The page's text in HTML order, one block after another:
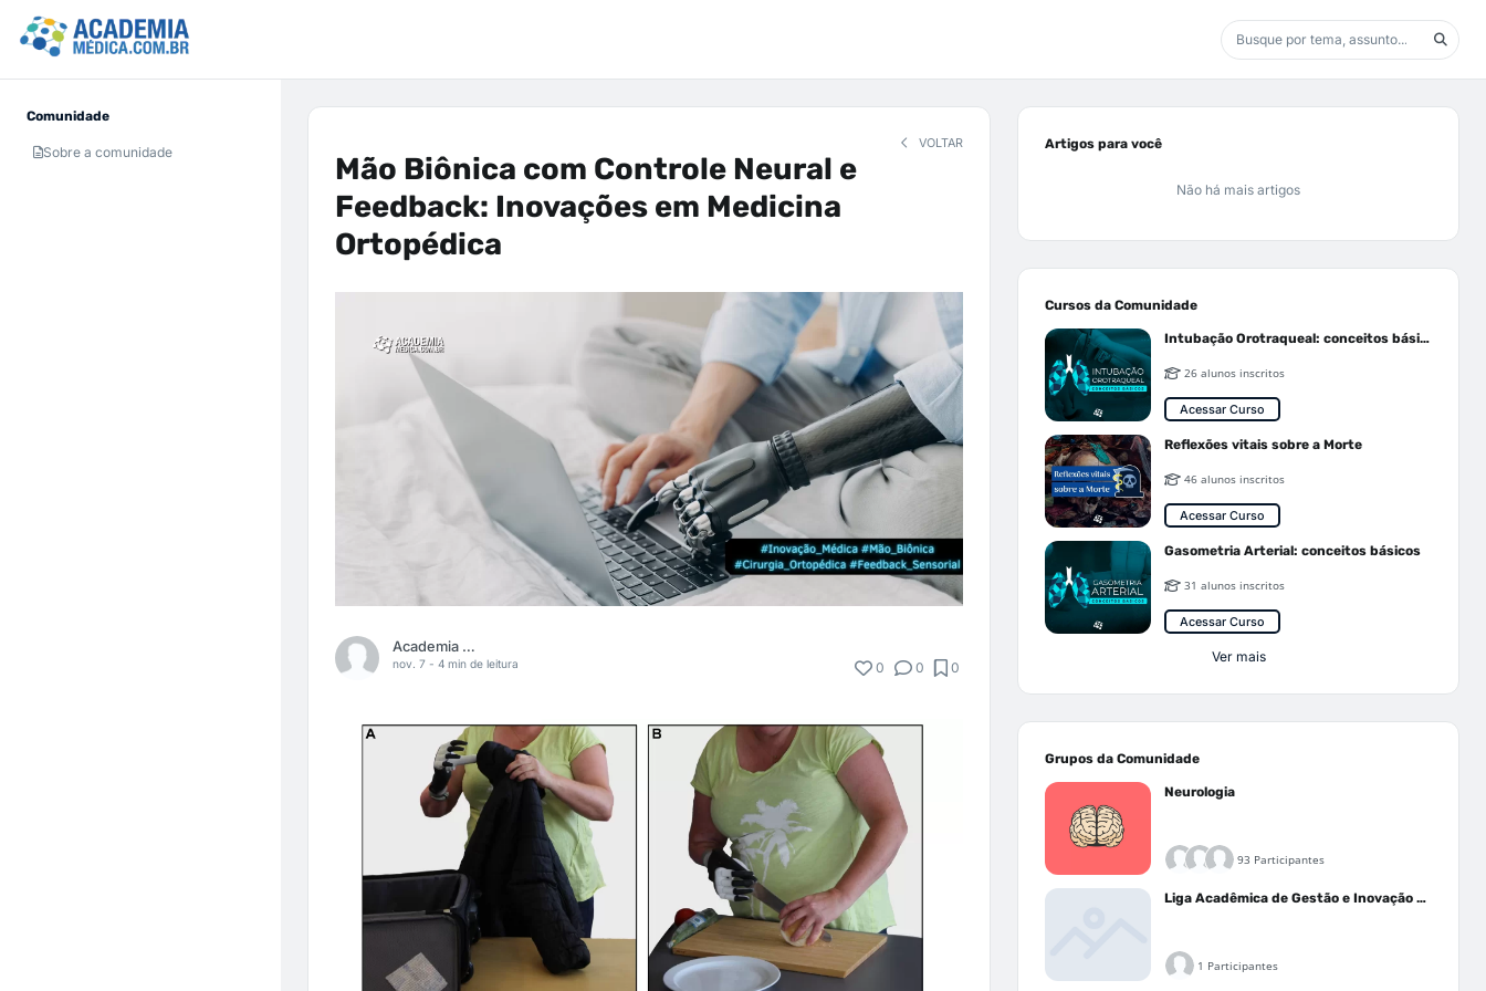
Comunidade
Sobre a comunidade
VOLTAR
Mão Biônica com Controle Neural e
Feedback: Inovações em Medicina
Ortopédica
Academia Médica
nov. 7 - 4 min de leitura 0 0 0
Artigos para você
Não há mais artigos
Cursos da Comunidade
Intubação Orotraqueal: conceitos básicos
26 alunos inscritos
Acessar Curso
Reflexões vitais sobre a Morte
46 alunos inscritos
Acessar Curso
Gasometria Arterial: conceitos básicos
31 alunos inscritos
Acessar Curso
Ver mais
Grupos da Comunidade
Neurologia
93 Participantes
Liga Acadêmica de Gestão e Inovação Médica - LAGIM
1 Participantes